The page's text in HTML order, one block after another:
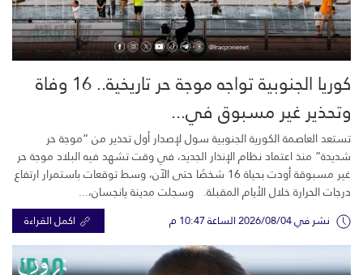
كوريا الجنوبية تواجه موجة حر تاريخية.. 16 وفاة
وتحذير غير مسبوق في...
تستعد العاصمة الكورية الجنوبية سول لإصدار أول تحذير من “موجة حر
شديدة” منذ اعتماد نظام الإنذار الجديد، في وقت تشهد فيه البلاد موجة حر
غير مسبوقة أودت بحياة 16 شخصًا حتى الآن، وسط توقعات باستمرار ارتفاع
درجات الحرارة خلال الأيام المقبلة. وسجلت مدينة يانجسان،...
نشر في 2026/08/04 الساعة 10:47 م اكمل القراءة